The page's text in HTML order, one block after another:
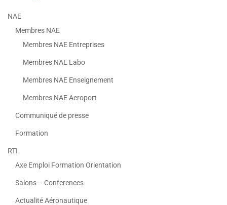
NAE
Membres NAE
Membres NAE Entreprises
Membres NAE Labo
Membres NAE Enseignement
Membres NAE Aeroport
Communiqué de presse
Formation
RTI
Axe Emploi Formation Orientation
Salons – Conferences
Actualité Aéronautique